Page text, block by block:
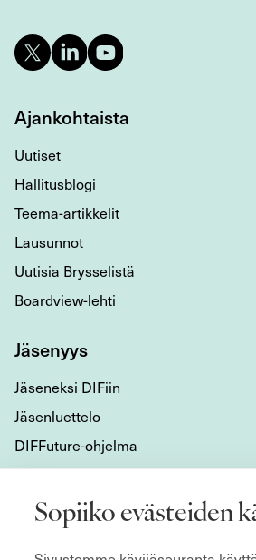
Sopiiko evästeiden
Ajankohtaista
Uutiset
Hallitusblogi
Teema-artikkelit
Lausunnot
Uutisia Brysselistä
Boardview-lehti
Jäsenyys
Jäseneksi DIFiin
Jäsenluettelo
DIFFuture-ohjelma
Tietoa meistä
Mikä DIF on?